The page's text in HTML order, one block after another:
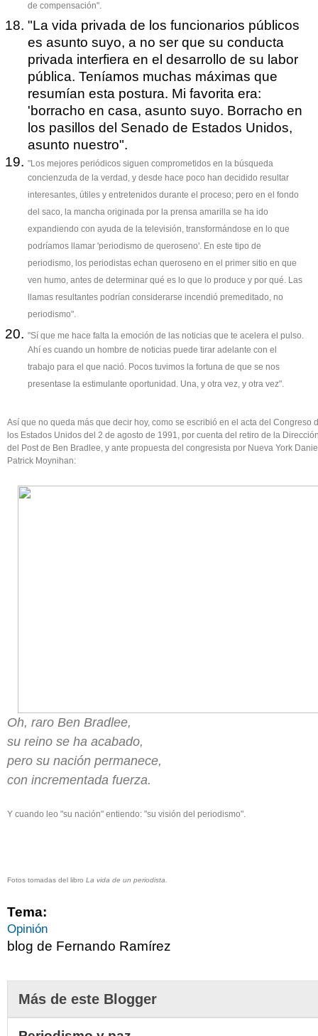
de compensación".
"La vida privada de los funcionarios públicos
es asunto suyo, a no ser que su conducta
privada interfiera en el desarrollo de su labor
pública. Teníamos muchas máximas que
resumían esta postura. Mi favorita era:
'borracho en casa, asunto suyo. Borracho en
los pasillos del Senado de Estados Unidos,
asunto nuestro".
"Los mejores periódicos siguen comprometidos en la búsqueda
concienzuda de la verdad, y desde hace poco han decidido resultar
interesantes, útiles y entretenidos durante el proceso; pero en el fondo
del saco, la mancha originada por la prensa amarilla se ha ido
expandiendo con ayuda de la televisión, transformándose en lo que
podríamos llamar 'periodismo de queroseno'. En este tipo de
periodismo, los periodistas echan queroseno en el primer sitio en que
ven humo, antes de determinar qué es lo que lo produce y por qué. Las
llamas resultantes podrían considerarse incendió premeditado, no
periodismo".
"Sí que me hace falta la emoción de las noticias que te acelera el pulso.
Ahí es cuando un hombre de noticias puede tirar adelante con el
trabajo para el que nació. Pocos tuvimos la fortuna de que se nos
presentase la estimulante oportunidad. Una, y otra vez, y otra vez".
Así que no queda más que decir hoy, como se escribió en el acta del Congreso
los Estados Unidos del 2 de agosto de 1991, por cuenta del retiro de la
del Post de Ben Bradlee, y ante propuesta del congresista por Nueva York
Patrick Moynihan:
Oh, raro Ben Bradlee,
su reino se ha acabado,
pero su nación permanece,
con incrementada fuerza.
Y cuando leo "su nación" entiendo: "su visión del periodismo".
Fotos tomadas del libro La vida de un periodista.
Tema:
Opinión
blog de Fernando Ramírez
Más de este Blogger